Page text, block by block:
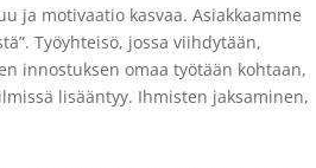
ja motivaatio kasvaa. Asiakkaamme
Työyhteisö, jossa viihdytään,
innostuksen omaa työtään kohtaan,
lisääntyy. Ihmisten jaksaminen,